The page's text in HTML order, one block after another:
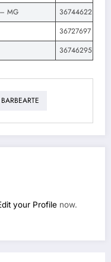
MG
36744622
36727697
36746295
BARBEARTE
your Profile now.